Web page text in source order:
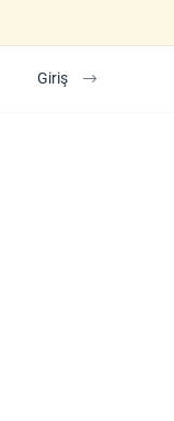
Giriş